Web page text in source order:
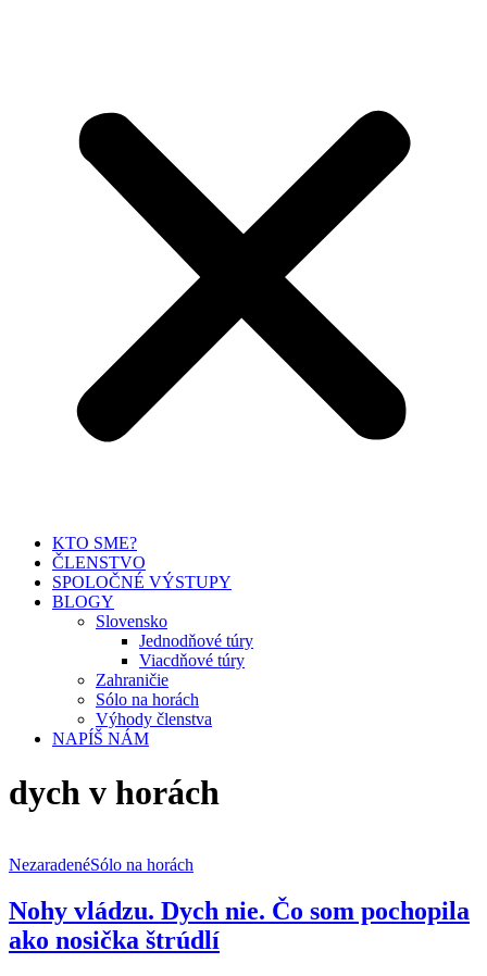
KTO SME?
ČLENSTVO
SPOLOČNÉ VÝSTUPY
BLOGY
Slovensko
Jednodňové túry
Viacdňové túry
Zahraničie
Sólo na horách
Výhody členstva
NAPÍŠ NÁM
dych v horách
NezaradenéSólo na horách
Nohy vládzu. Dych nie. Čo som pochopila
ako nosička štrúdlí